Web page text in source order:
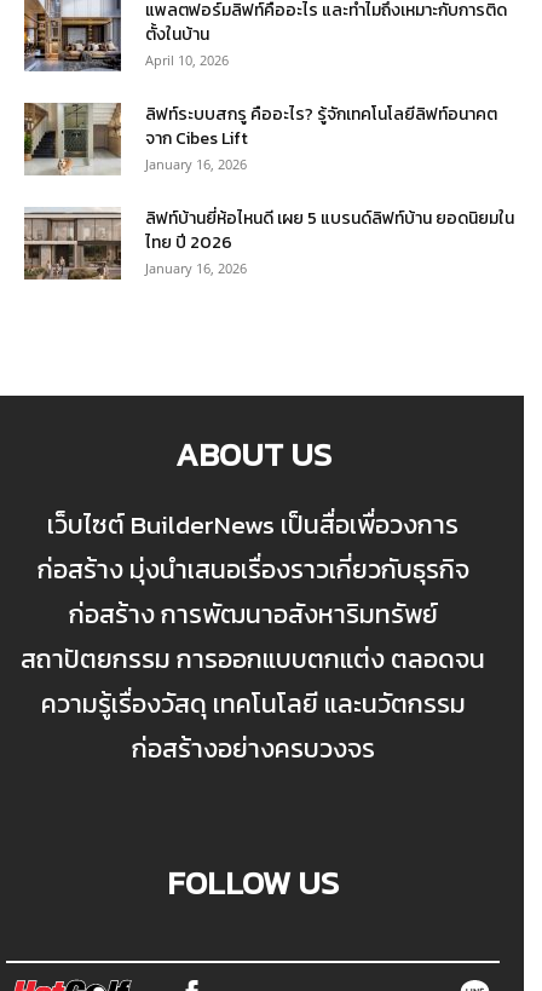
แพลตฟอร์มลิฟท์คืออะไร และทำไมถึงเหมาะกับการติด
ตั้งในบ้าน
April 10, 2026
ลิฟท์ระบบสกรู คืออะไร? รู้จักเทคโนโลยีลิฟท์อนาคต
จาก Cibes Lift
January 16, 2026
ลิฟท์บ้านยี่ห้อไหนดี เผย 5 แบรนด์ลิฟท์บ้าน ยอดนิยมใน
ไทย ปี 2026
January 16, 2026
ABOUT US
เว็บไซต์ BuilderNews เป็นสื่อเพื่อวงการ
ก่อสร้าง มุ่งนำเสนอเรื่องราวเกี่ยวกับธุรกิจ
ก่อสร้าง การพัฒนาอสังหาริมทรัพย์
สถาปัตยกรรม การออกแบบตกแต่ง ตลอดจน
ความรู้เรื่องวัสดุ เทคโนโลยี และนวัตกรรม
ก่อสร้างอย่างครบวงจร
FOLLOW US